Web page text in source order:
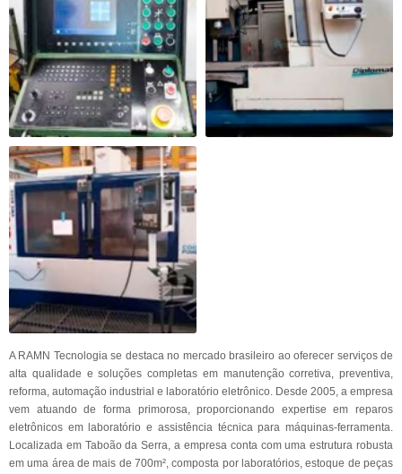
A RAMN Tecnologia se destaca no mercado brasileiro ao oferecer serviços de
alta qualidade e soluções completas em manutenção corretiva, preventiva,
reforma, automação industrial e laboratório eletrônico. Desde 2005, a empresa
vem atuando de forma primorosa, proporcionando expertise em reparos
eletrônicos em laboratório e assistência técnica para máquinas-ferramenta.
Localizada em Taboão da Serra, a empresa conta com uma estrutura robusta
em uma área de mais de 700m², composta por laboratórios, estoque de peças